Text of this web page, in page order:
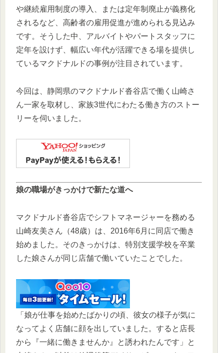
や継続雇用制度の導入、または定年制廃止が義務化
されるなど、高齢者の雇用促進が進められる見込み
です。そうした中、アルバイトやパートスタッフに
定年を設けず、幅広い年代が活躍できる場を提供し
ているマクドナルドの事例が注目されています。
今回は、静岡県のマクドナルド沓谷店で働く山崎さ
ん一家を取材し、家族3世代にわたる働き方のストー
リーを伺いました。
娘の職場がきっかけで新たな道へ
マクドナルド沓谷店でシフトマネージャーを務める
山崎友美さん（48歳）は、2016年6月に同店で働き
始めました。そのきっかけは、特別支援学校を卒業
した娘さんが同じ店舗で働いていたことでした。
「娘が仕事を始めたばかりの頃、彼女の様子が気に
なってよく店舗に顔を出していました。すると店長
から『一緒に働きませんか』と誘われたんです」と